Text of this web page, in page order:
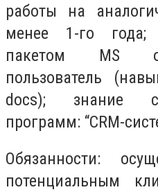
работы на
менее 1-го года;
пакетом MS
пользователь
docs); знание
программ: “CRM-
Обязанности:
потенциальным